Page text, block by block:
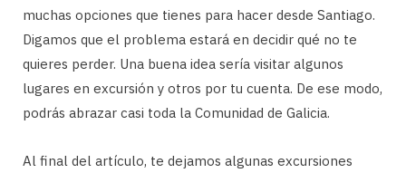
muchas opciones que tienes para hacer desde Santiago.
Digamos que el problema estará en decidir qué no te
quieres perder. Una buena idea sería visitar algunos
lugares en excursión y otros por tu cuenta. De ese modo,
podrás abrazar casi toda la Comunidad de Galicia.
Al final del artículo, te dejamos algunas excursiones